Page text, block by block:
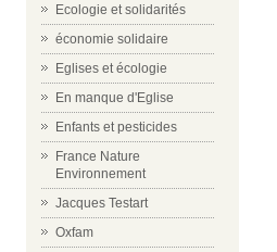
Ecologie et solidarités
économie solidaire
Eglises et écologie
En manque d'Eglise
Enfants et pesticides
France Nature
Environnement
Jacques Testart
Oxfam